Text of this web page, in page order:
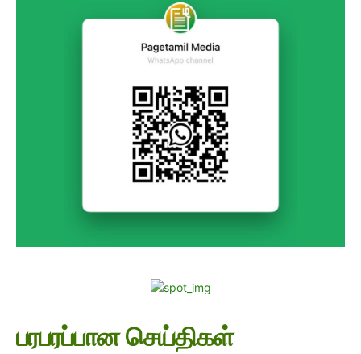
பரபரப்பான செய்திகள்